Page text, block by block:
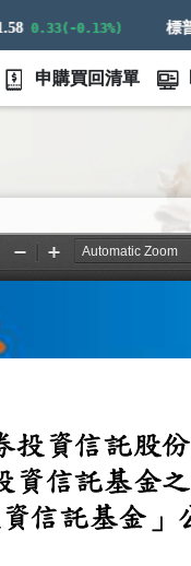
0.33(-0.13%)
申購買回清單